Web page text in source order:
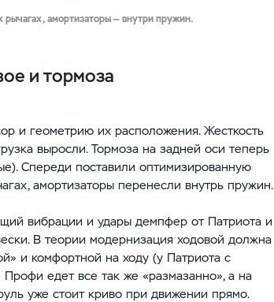
амортизаторы — внутри пружин.
и тормоза
и геометрию их расположения. Жесткость
выросли. Тормоза на задней оси теперь
Спереди поставили оптимизированную
амортизаторы перенесли внутрь пружин.
вибрации и удары демпфер от Патриота и
В теории модернизация ходовой должна
и комфортной на ходу (у Патриота с
едет все так же «размазанно», а на
уже стоит криво при движении прямо.